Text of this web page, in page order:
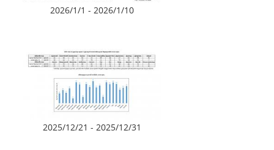
2026/1/1 - 2026/1/10
2025/12/21 - 2025/12/31